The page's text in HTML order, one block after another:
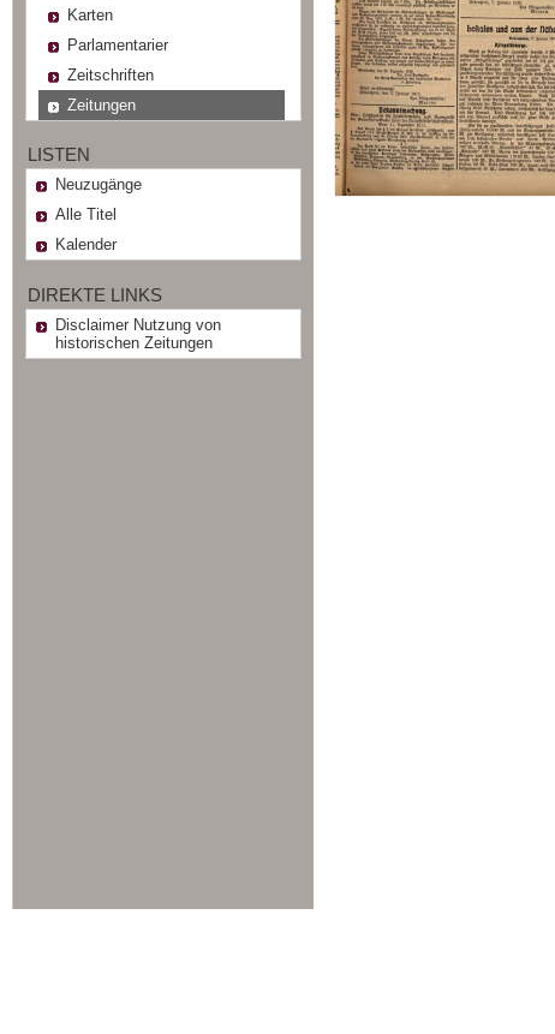
Karten
Parlamentarier
Zeitschriften
Zeitungen
LISTEN
Neuzugänge
Alle Titel
Kalender
DIREKTE LINKS
Disclaimer Nutzung von
historischen Zeitungen